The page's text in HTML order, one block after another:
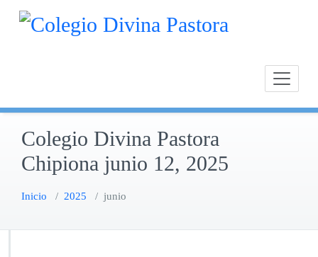
Saltar
Colegio Divina Pastora
Chipiona junio 12, 2025
Inicio / 2025 / junio